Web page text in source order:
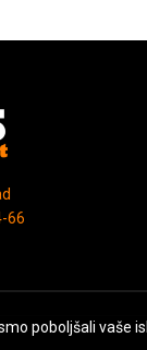
66
poboljšali vaše